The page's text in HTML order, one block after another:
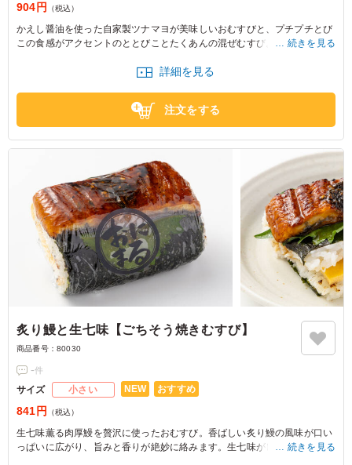
904円 （税込）
かえし醤油を使った自家製ツナマヨが美味しいおむすびと、プチプチとび
この食感がアクセントのととびことたくあんの混ぜむすび。唐揚げや出し
続きを見る
詳細を見る
注文をする
炙り鰻と生七味【ごちそう焼きむすび】
商品番号： 80030
-件
サイズ 小さい NEW おすすめ
841円 （税込）
生七味薫る肉厚鰻を贅沢に使ったおむすび。香ばしい炙り鰻の風味が口い
っぱいに広がり、旨みと香りが絶妙に絡みます。生七味がピリッとアクセ
続きを見る